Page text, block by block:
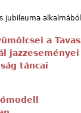
jubileuma alkalmából
a
jazzeseményei
táncai